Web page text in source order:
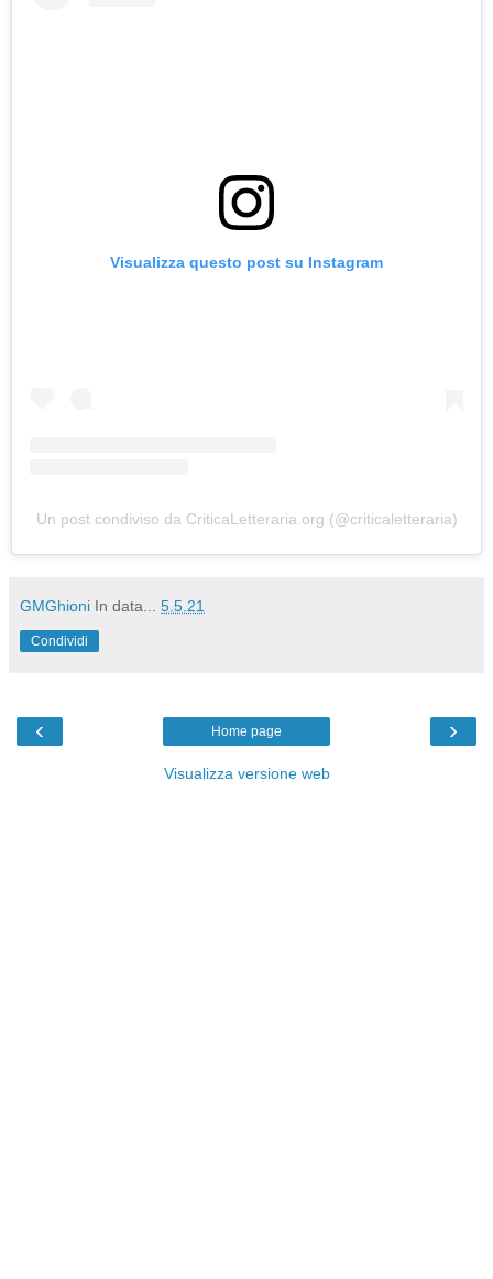
Visualizza questo post su Instagram
Un post condiviso da CriticaLetteraria.org (@criticaletteraria)
GMGhioni In data... 5.5.21
Condividi
‹ ›
Home page
Visualizza versione web